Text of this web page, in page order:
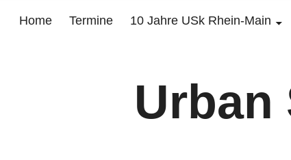
Home Termine 10 Jahre USk Rhein-Main
Urban